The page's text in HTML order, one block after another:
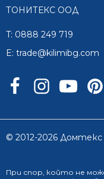
ТОНИТЕКС ООД
T: 0888 249 719
E: trade@kilimibg.com
© 2012-2026 Домтекс
При спор, който не